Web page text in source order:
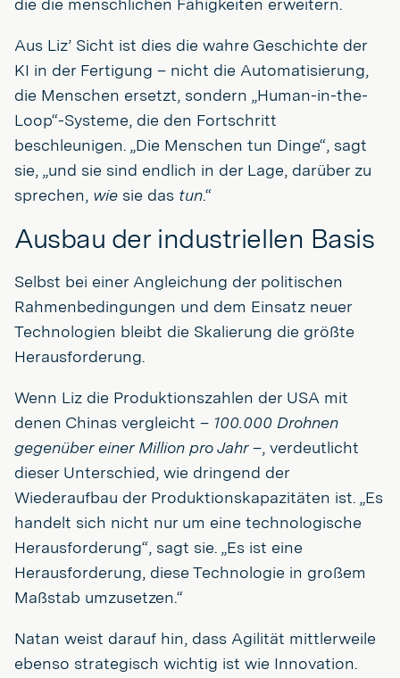
die die menschlichen Fähigkeiten erweitern.
Aus Liz’ Sicht ist dies die wahre Geschichte der
KI in der Fertigung – nicht die Automatisierung,
die Menschen ersetzt, sondern „Human-in-the-
Loop“-Systeme, die den Fortschritt
beschleunigen. „Die Menschen tun Dinge“, sagt
sie, „und sie sind endlich in der Lage, darüber zu
sprechen, wie sie das tun.“
Ausbau der industriellen Basis
Selbst bei einer Angleichung der politischen
Rahmenbedingungen und dem Einsatz neuer
Technologien bleibt die Skalierung die größte
Herausforderung.
Wenn Liz die Produktionszahlen der USA mit
denen Chinas vergleicht – 100.000 Drohnen
gegenüber einer Million pro Jahr–, verdeutlicht
dieser Unterschied, wie dringend der
Wiederaufbau der Produktionskapazitäten ist. „Es
handelt sich nicht nur um eine technologische
Herausforderung“, sagt sie. „Es ist eine
Herausforderung, diese Technologie in großem
Maßstab umzusetzen.“
Natan weist darauf hin, dass Agilität mittlerweile
ebenso strategisch wichtig ist wie Innovation.